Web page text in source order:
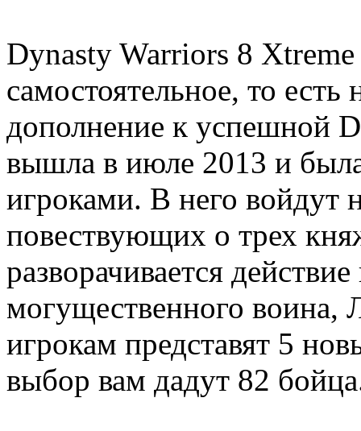
Dynasty Warriors 8 Xtreme
самостоятельное, то
дополнение к успешной
вышла в июле 2013 и
игроками. В него войдут
повествующих о трех
разворачивается
могущественного
игрокам представят 5
выбор вам дадут 82